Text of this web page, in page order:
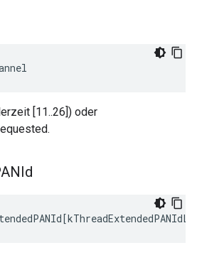
[11..26]) oder
[